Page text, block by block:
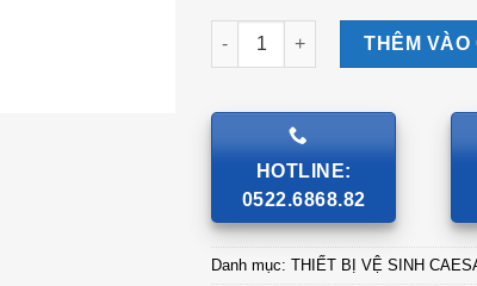
Tiểu Nam CAESAR U0239 Đặt
THÊM VÀO
HOTLINE:
0522.6868.82
Danh mục:THIẾT BỊ VỆ SINH